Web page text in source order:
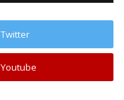
Twitter
Youtube